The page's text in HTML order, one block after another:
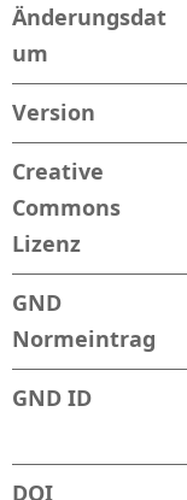
Änderungsdat
um
Version
Creative
Commons
Lizenz
GND
Normeintrag
GND ID
DOI